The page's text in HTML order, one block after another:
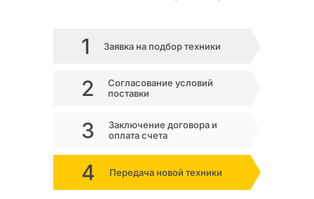
1 Заявка на подбор техники
2
Согласование условий
поставки
3
Заключение договора и
оплата счета
4 Передача новой техники